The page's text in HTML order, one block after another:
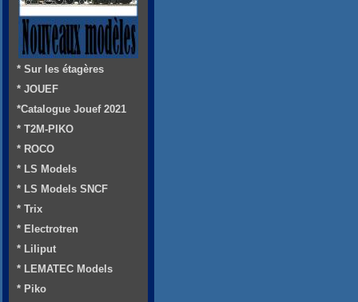
* Sur les étagères
* JOUEF
*Catalogue Jouef 2021
* T2M-PIKO
* ROCO
* LS Models
* LS Models SNCF
* Trix
* Electrotren
* Liliput
* LEMATEC Models
* Piko